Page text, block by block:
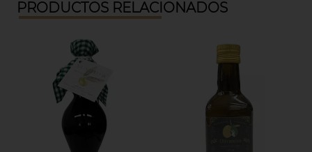
PRODUCTOS RELACIONADOS